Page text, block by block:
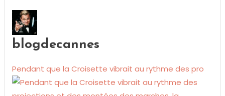
blogdecannes
Pendant que la Croisette vibrait au rythme des pro